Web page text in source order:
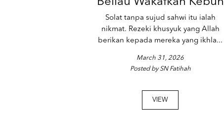
Solat tanpa sujud sahwi itu ialah
nikmat. Rezeki khusyuk yang Allah
berikan kepada mereka yang ikhla...
March 31, 2026
Posted by SN Fatihah
VIEW